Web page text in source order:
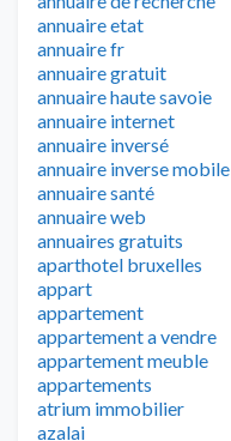
annuaire etat
annuaire fr
annuaire gratuit
annuaire haute savoie
annuaire internet
annuaire inversé
annuaire inverse mobile
annuaire santé
annuaire web
annuaires gratuits
aparthotel bruxelles
appart
appartement
appartement a vendre
appartement meuble
appartements
atrium immobilier
azalai